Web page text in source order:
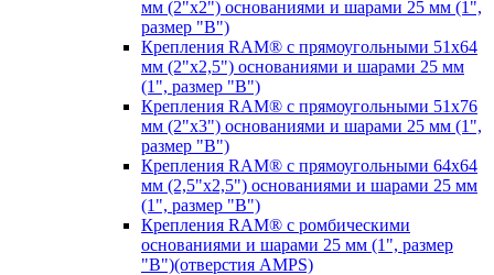
мм (2"х2") основаниями и шарами 25 мм (1",
размер "B")
Крепления RAM® с прямоугольными 51х64
мм (2"х2,5") основаниями и шарами 25 мм
(1", размер "B")
Крепления RAM® с прямоугольными 51х76
мм (2"х3") основаниями и шарами 25 мм (1",
размер "B")
Крепления RAM® с прямоугольными 64х64
мм (2,5"х2,5") основаниями и шарами 25 мм
(1", размер "B")
Крепления RAM® с ромбическими
основаниями и шарами 25 мм (1", размер
"B")(отверстия AMPS)